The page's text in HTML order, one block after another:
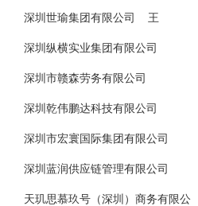
深圳世瑜集团有限公司 王
深圳纵横实业集团有限公司
深圳市赣森劳务有限公司
深圳乾伟鹏达科技有限公司
深圳市宏寰国际集团有限公司
深圳蓝润供应链管理有限公司
天玑思慕玖号（深圳）商务有限公